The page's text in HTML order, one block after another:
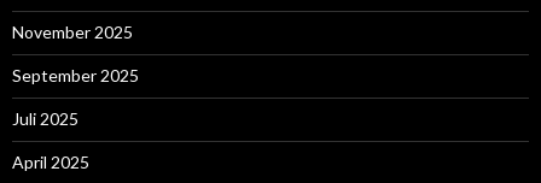
November 2025
September 2025
Juli 2025
April 2025